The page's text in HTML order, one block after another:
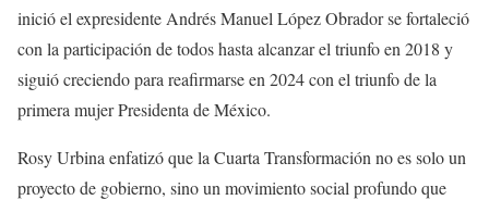
inició el expresidente Andrés Manuel López Obrador se fortaleció
con la participación de todos hasta alcanzar el triunfo en 2018 y
siguió creciendo para reafirmarse en 2024 con el triunfo de la
primera mujer Presidenta de México.
Rosy Urbina enfatizó que la Cuarta Transformación no es solo un
proyecto de gobierno, sino un movimiento social profundo que